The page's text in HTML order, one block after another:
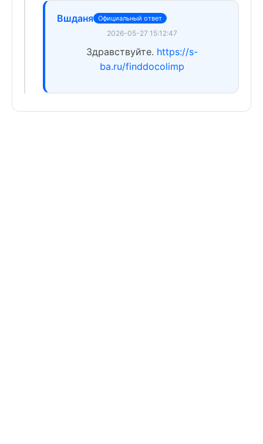
Вшданя Официальный ответ
2026-05-27 15:12:47
Здравствуйте. https://s-
ba.ru/finddocolimp